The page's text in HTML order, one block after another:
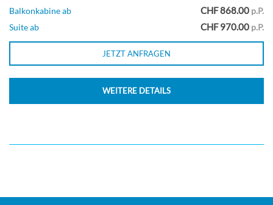
Deck
Balkonkabine ab
CHF 868.00 p.P.
Suite ab
CHF 970.00 p.P.
JETZT ANFRAGEN
WEITERE DETAILS